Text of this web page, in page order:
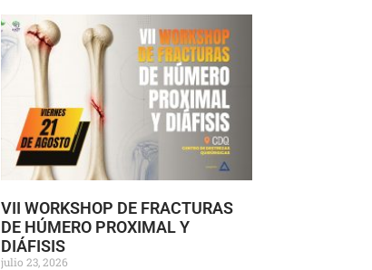
VII WORKSHOP DE FRACTURAS
DE HÚMERO PROXIMAL Y
DIÁFISIS
julio 23, 2026